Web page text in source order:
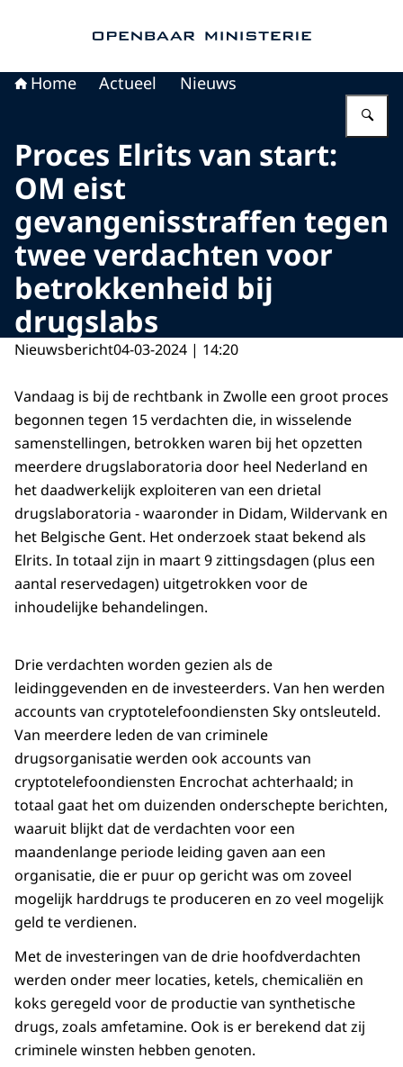
Home Actueel Nieuws
Proces Elrits van start:
OM eist
gevangenisstraffen tegen
twee verdachten voor
betrokkenheid bij
drugslabs
Nieuwsbericht04-03-2024 | 14:20
Vandaag is bij de rechtbank in Zwolle een groot proces
begonnen tegen 15 verdachten die, in wisselende
samenstellingen, betrokken waren bij het opzetten
meerdere drugslaboratoria door heel Nederland en
het daadwerkelijk exploiteren van een drietal
drugslaboratoria - waaronder in Didam, Wildervank en
het Belgische Gent. Het onderzoek staat bekend als
Elrits. In totaal zijn in maart 9 zittingsdagen (plus een
aantal reservedagen) uitgetrokken voor de
inhoudelijke behandelingen.
Drie verdachten worden gezien als de
leidinggevenden en de investeerders. Van hen werden
accounts van cryptotelefoondiensten Sky ontsleuteld.
Van meerdere leden de van criminele
drugsorganisatie werden ook accounts van
cryptotelefoondiensten Encrochat achterhaald; in
totaal gaat het om duizenden onderschepte berichten,
waaruit blijkt dat de verdachten voor een
maandenlange periode leiding gaven aan een
organisatie, die er puur op gericht was om zoveel
mogelijk harddrugs te produceren en zo veel mogelijk
geld te verdienen.
Met de investeringen van de drie hoofdverdachten
werden onder meer locaties, ketels, chemicaliën en
koks geregeld voor de productie van synthetische
drugs, zoals amfetamine. Ook is er berekend dat zij
criminele winsten hebben genoten.